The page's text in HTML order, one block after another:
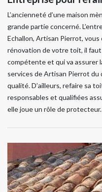
L’ancienneté d’une maison
grande partie concerné.
Echallon, Artisan Pierrot, vous
rénovation de votre toit, il
compétente et qui va assurer
services de Artisan Pierrot
qualité. D’ailleurs, refaire sa
responsables et qualifiées
elle joue un rôle de protecteur.